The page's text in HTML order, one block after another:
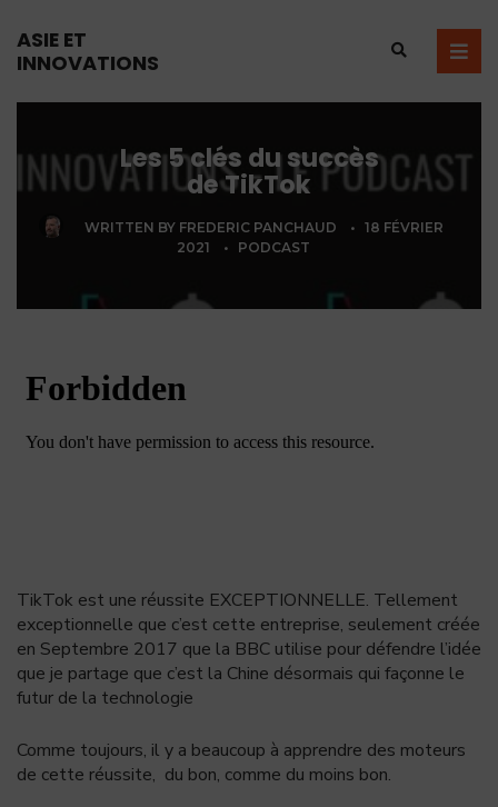
ASIE ET
INNOVATIONS
Les 5 clés du succès
de TikTok
WRITTEN BY FREDERIC PANCHAUD • 18 FÉVRIER
2021
• PODCAST
TikTok est une réussite EXCEPTIONNELLE. Tellement
exceptionnelle que c’est cette entreprise, seulement créée
en Septembre 2017 que la BBC utilise pour défendre l’idée
que je partage que c’est la Chine désormais qui façonne le
futur de la technologie
Comme toujours, il y a beaucoup à apprendre des moteurs
de cette réussite, du bon, comme du moins bon.